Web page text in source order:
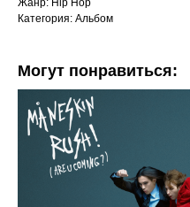
Категория: Альбом
Могут понравиться: